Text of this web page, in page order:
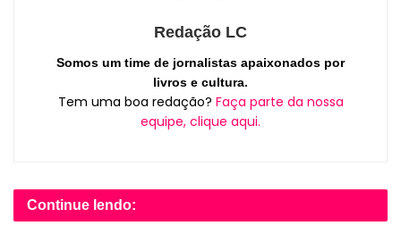
Redação LC
Somos um time de jornalistas apaixonados por
livros e cultura.
Tem uma boa redação? Faça parte da nossa
equipe, clique aqui.
Continue lendo: